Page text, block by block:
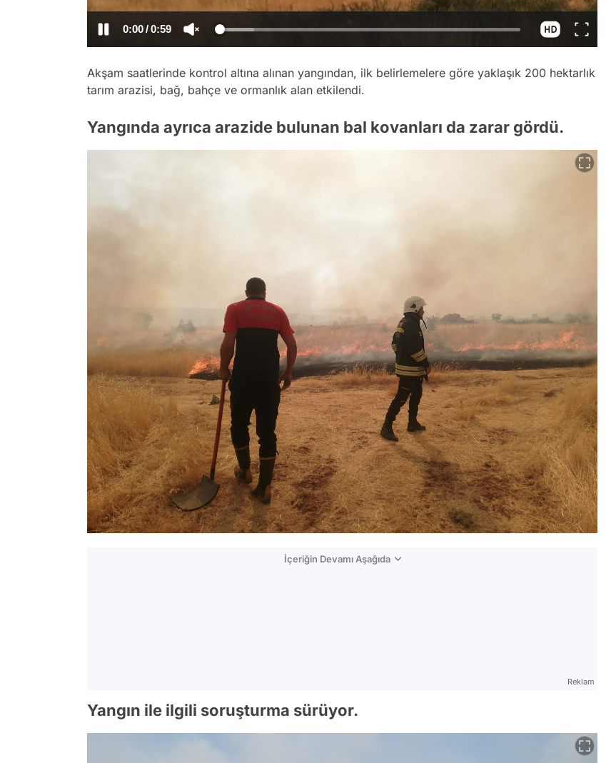
/
Akşam saatlerinde kontrol altına alınan yangından, ilk belirlemelere göre yaklaşık 200 hektarlık
tarım arazisi, bağ, bahçe ve ormanlık alan etkilendi.
Yangında ayrıca arazide bulunan bal kovanları da zarar gördü.
İçeriğin Devamı Aşağıda
Reklam
Yangın ile ilgili soruşturma sürüyor.